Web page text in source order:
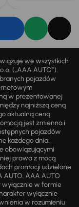
we wszystkich
(„AAA AUTO”).
pojazdów
w prezentowanej
najniższą ceną
aktualną ceną
jest zmienna i
pojazdów
każdego dnia.
obowiązującymi
prawa z mocą
promocji udzielane
AAA AUTO
w formie
wyłącznie
w rozumieniu